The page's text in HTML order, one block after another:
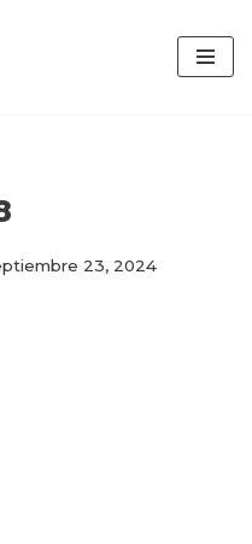
23, 2024